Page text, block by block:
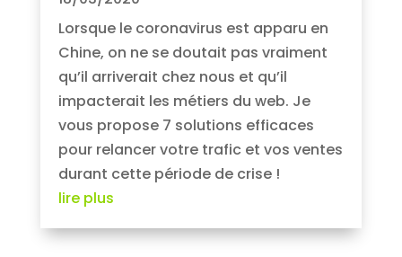
Lorsque le coronavirus est apparu en
Chine, on ne se doutait pas vraiment
qu’il arriverait chez nous et qu’il
impacterait les métiers du web. Je
vous propose 7 solutions efficaces
pour relancer votre trafic et vos ventes
durant cette période de crise !
lire plus